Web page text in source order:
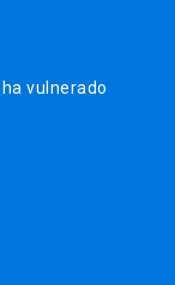
vulnerado